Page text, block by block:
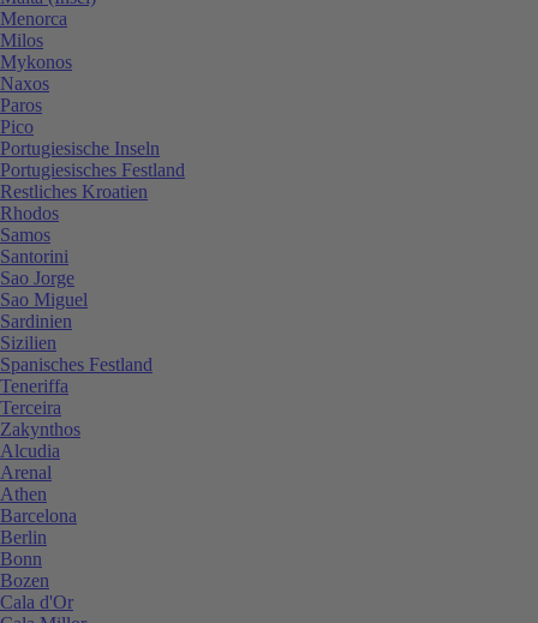
Menorca
Milos
Mykonos
Naxos
Paros
Pico
Portugiesische Inseln
Portugiesisches Festland
Restliches Kroatien
Rhodos
Samos
Santorini
Sao Jorge
Sao Miguel
Sardinien
Sizilien
Spanisches Festland
Teneriffa
Terceira
Zakynthos
Alcudia
Arenal
Athen
Barcelona
Berlin
Bonn
Bozen
Cala d'Or